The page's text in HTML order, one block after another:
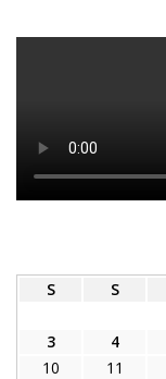
S
S
3
4
10
11